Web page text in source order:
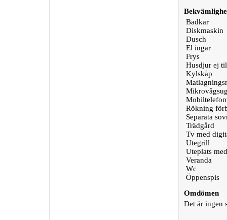
Badkar
Diskmaskin
Dusch
El ingår
Frys
Husdjur ej
Kylskåp
Rökning
Separata
Trädgård
Tv med
Utegrill
Uteplats
Veranda
Wc
Öppenspis
Omdömen
Det är ingen